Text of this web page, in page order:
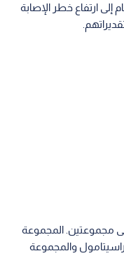
إلى ارتفاع خطر الإصابة
مجموعتين. المجموعة
والمجموعة